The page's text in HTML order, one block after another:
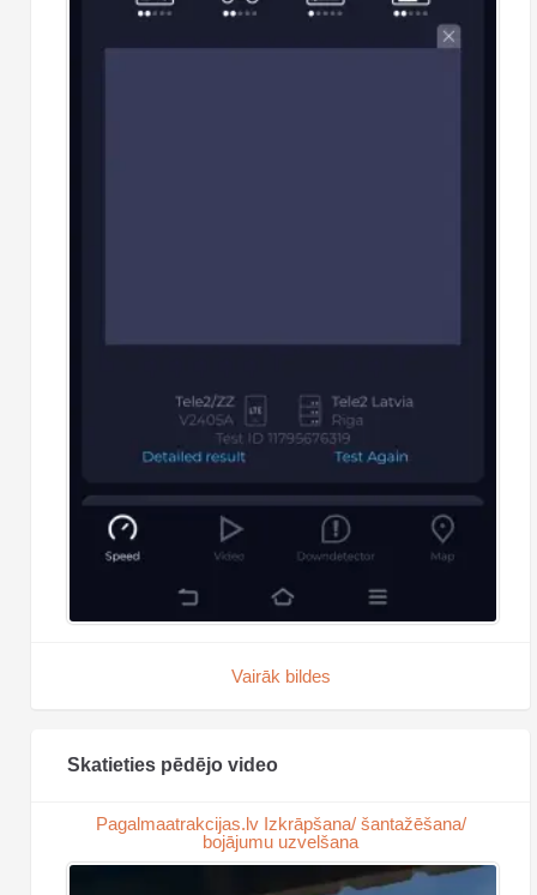
Vairāk bildes
Skatieties pēdējo video
Pagalmaatrakcijas.lv Izkrāpšana/ šantažēšana/
bojājumu uzvelšana